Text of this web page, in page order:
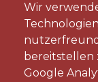
11.
Wir
bereitstellen
Google